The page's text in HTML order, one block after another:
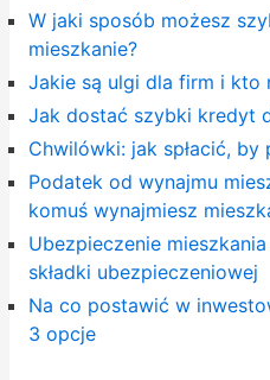
W jaki sposób możesz
mieszkanie?
Jakie są ulgi dla firm i kto
Jak dostać szybki kredyt
Chwilówki: jak spłacić, by
Podatek od wynajmu
komuś wynajmiesz
Ubezpieczenie
składki ubezpieczeniowej
Na co postawić w
3 opcje